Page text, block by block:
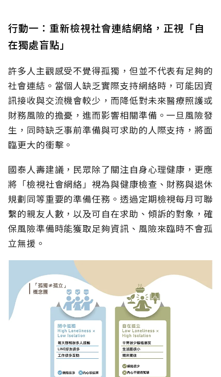
行動一：重新檢視社會連結網絡，正視「自
在獨處盲點」
許多人主觀感受不覺得孤獨，但並不代表有足夠的
社會連結。當個人缺乏實際支持網絡時，可能因資
訊接收與交流機會較少，而降低對未來醫療照護或
財務風險的擔憂，進而影響相關準備。一旦風險發
生，同時缺乏事前準備與可求助的人際支持，將面
臨更大的衝擊。
國泰人壽建議，民眾除了關注自身心理健康，更應
將「檢視社會網絡」視為與健康檢查、財務與退休
規劃同等重要的準備任務。透過定期檢視每月可聯
繫的親友人數，以及可自在求助、傾訴的對象，確
保風險準備時能獲取足夠資訊、風險來臨時不會孤
立無援。